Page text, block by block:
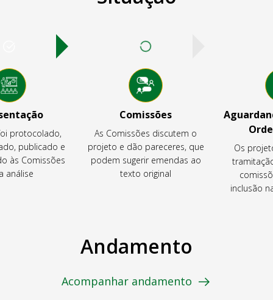
protocolado,
publicado e
às Comissões
análise
Comissões
As Comissões discutem o
projeto e dão pareceres, que
podem sugerir emendas ao
texto original
Os
inclusão
Andamento
Acompanhar andamento